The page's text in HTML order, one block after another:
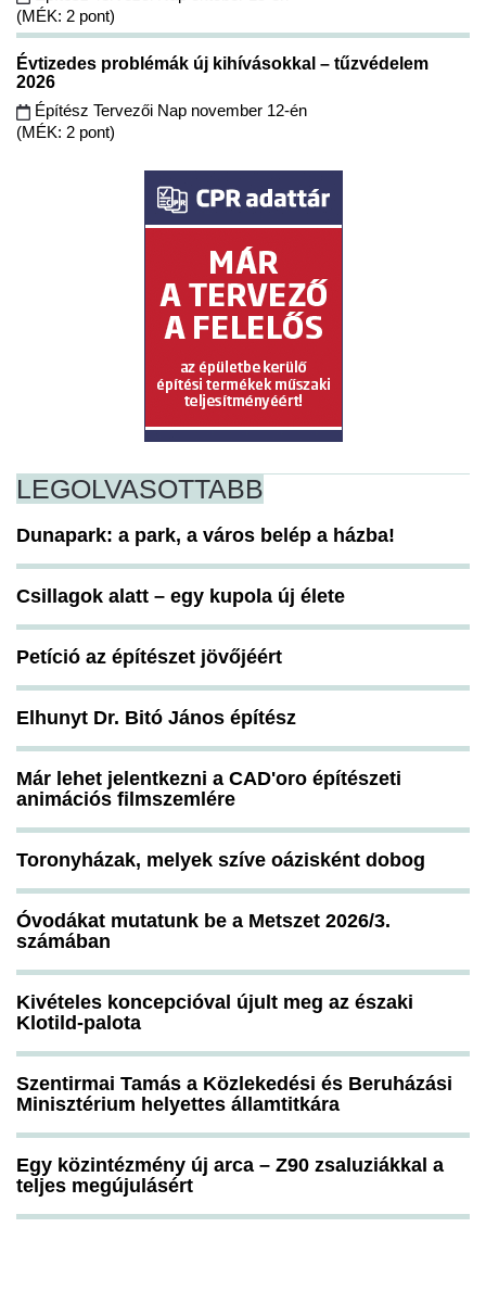
(MÉK: 2 pont)
Évtizedes problémák új kihívásokkal – tűzvédelem
2026
Építész Tervezői Nap november 12-én
(MÉK: 2 pont)
LEGOLVASOTTABB
Dunapark: a park, a város belép a házba!
Csillagok alatt – egy kupola új élete
Petíció az építészet jövőjéért
Elhunyt Dr. Bitó János építész
Már lehet jelentkezni a CAD'oro építészeti
animációs filmszemlére
Toronyházak, melyek szíve oázisként dobog
Óvodákat mutatunk be a Metszet 2026/3.
számában
Kivételes koncepcióval újult meg az északi
Klotild-palota
Szentirmai Tamás a Közlekedési és Beruházási
Minisztérium helyettes államtitkára
Egy közintézmény új arca – Z90 zsaluziákkal a
teljes megújulásért